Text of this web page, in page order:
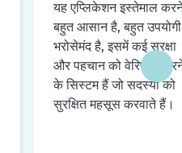
यह एप्लिकेशन इस्तेमाल
बहुत आसान है, बहुत
भरोसेमंद है, इसमें कई सुरक्षा
और पहचान को वेरिफ़ाई
के सिस्टम हैं जो सदस्यों को
सुरक्षित महसूस करवाते हैं।